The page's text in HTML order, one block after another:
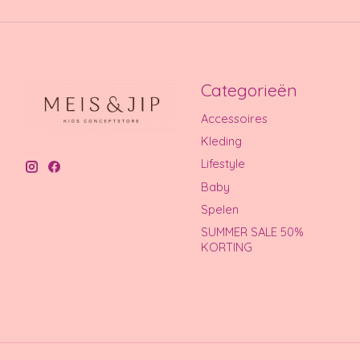
Categorieën
Accessoires
Kleding
Lifestyle
Baby
Spelen
SUMMER SALE 50%
KORTING